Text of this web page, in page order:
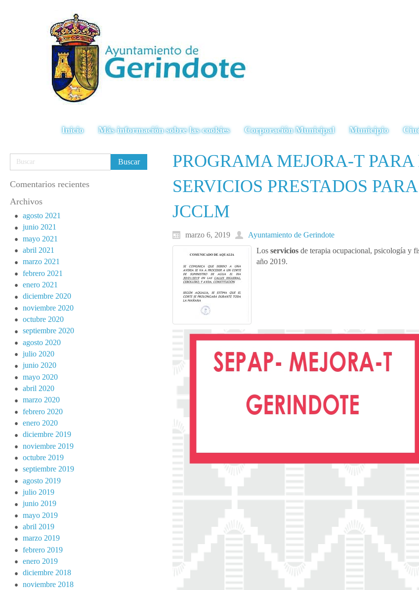
Inicio Más información sobre las cookies Corporación Municipal Municipio
Comentarios recientes
Archivos
agosto 2021
junio 2021
mayo 2021
abril 2021
marzo 2021
febrero 2021
enero 2021
diciembre 2020
noviembre 2020
octubre 2020
septiembre 2020
agosto 2020
julio 2020
junio 2020
mayo 2020
abril 2020
marzo 2020
febrero 2020
enero 2020
diciembre 2019
noviembre 2019
octubre 2019
septiembre 2019
agosto 2019
julio 2019
junio 2019
mayo 2019
abril 2019
marzo 2019
febrero 2019
enero 2019
diciembre 2018
noviembre 2018
PROGRAMA MEJORA-T
SERVICIOS PRESTADOS
JCCLM
marzo 6, 2019
Ayuntamiento de Gerindote
Los serviciosde terapia ocupacional, psicología y
año 2019.